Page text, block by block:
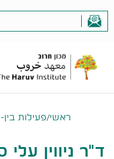
ראשי/פעילות
ד"ר ניווין